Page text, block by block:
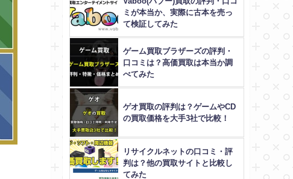
ミが本当か、実際に古本を売っ
て検証してみた
ゲーム買取ブラザーズの評判・
口コミは？高価買取は本当か調
べてみた
ゲオ買取の評判は？ゲームやCD
の買取価格を大手3社で比較！
リサイクルネットの口コミ・評
判は？他の買取サイトと比較し
てみた